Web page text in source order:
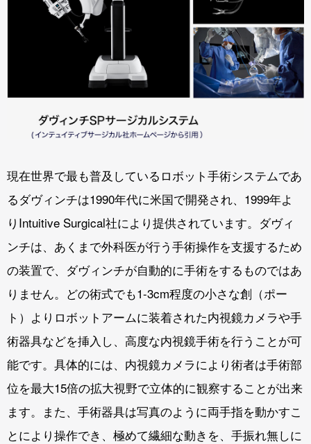
現在世界で最も普及しているロボット手術システムであ
るダヴィンチは1990年代に米国で開発され、1999年よ
りIntuitive Surgical社により提供されています。ダヴィ
ンチは、あくまで外科医が行う手術操作を支援するため
の装置で、ダヴィンチが自動的に手術をするものではあ
りません。どの術式でも1-3cm程度の小さな創（ポー
ト）よりロボットアームに装着された内視鏡カメラや手
術器具などを挿入し、高度な内視鏡手術を行うことが可
能です。具体的には、内視鏡カメラにより術者は手術部
位を最大15倍の拡大視野で立体的に観察することが出来
ます。また、手術器具は写真のように両手指を動かすこ
とにより操作でき、極めて繊細な動きを、手振れ無しに